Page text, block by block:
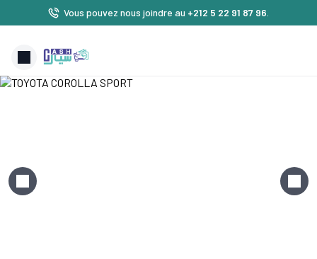
Vous pouvez nous joindre au +212 5 22 91 87 96